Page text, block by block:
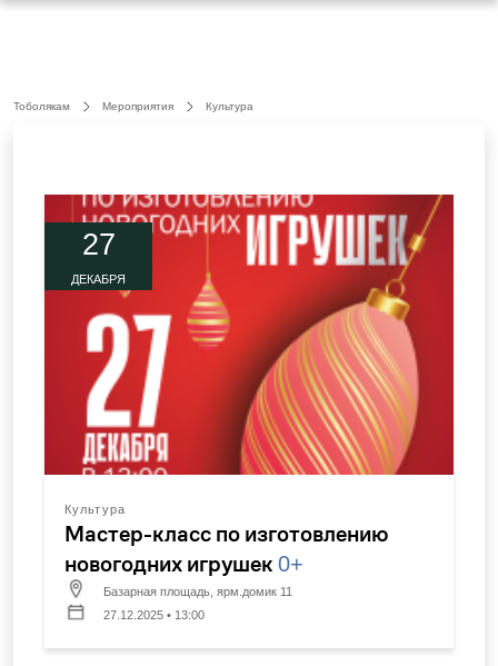
Тоболякам Мероприятия Культура
27
ДЕКАБРЯ
Культура
Мастер-класс по изготовлению
новогодних игрушек 0+
Базарная площадь, ярм.домик 11
27.12.2025 • 13:00